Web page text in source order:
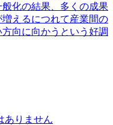
化の結果、多くの成果
えるにつれて産業間の
向に向かうという好調
ありません